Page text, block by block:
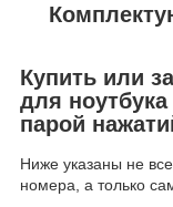
Купить или
для
парой
Ниже указаны не
номера, а только